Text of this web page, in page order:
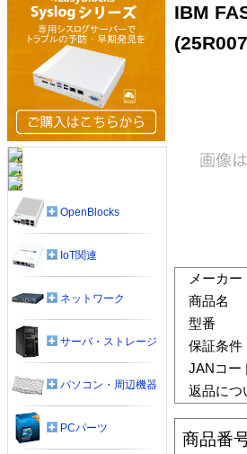
IBM
メーカー
商品名
型番
保証条件
JANコー
返品につ
商品番
OpenBlocks
IoT関連
ネットワーク
サーバ・ストレージ
パソコン・周辺機器
PCパーツ